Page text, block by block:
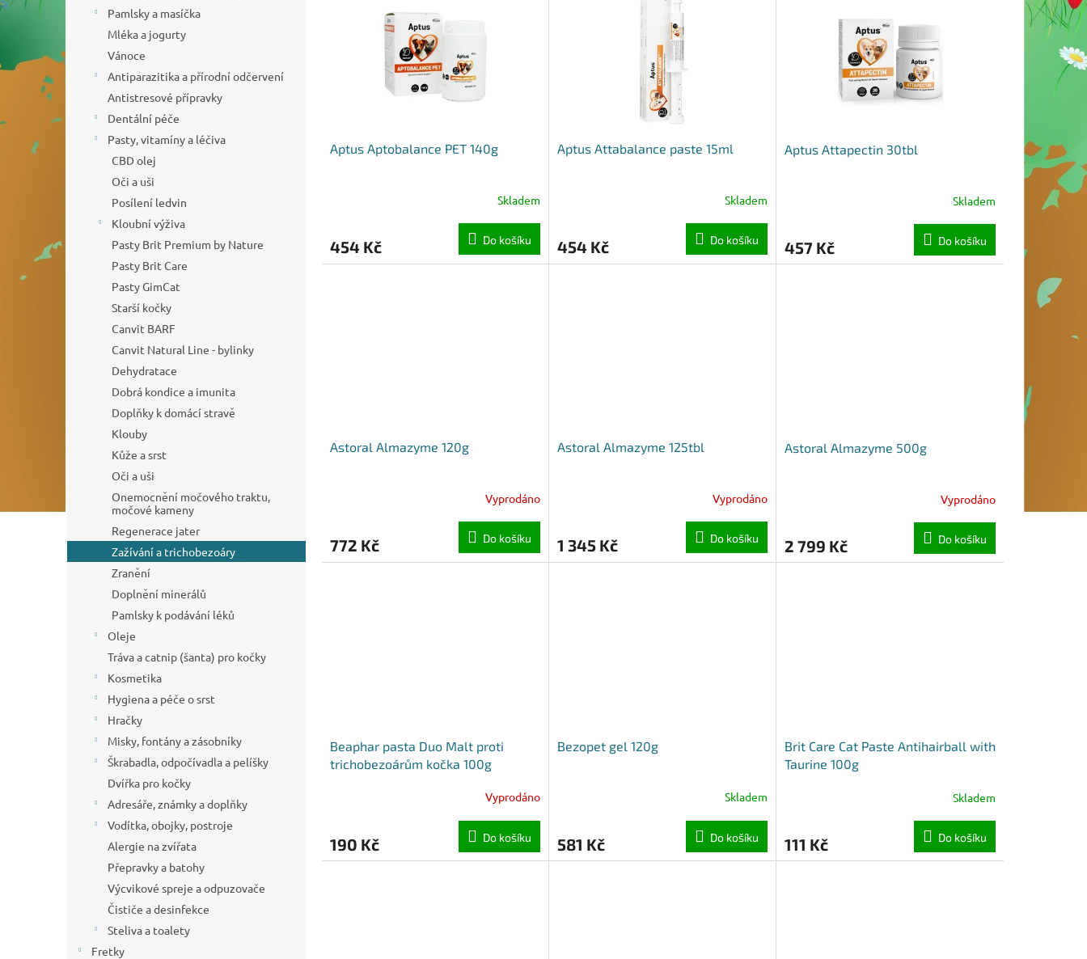
Pamlsky a masíčka
Mléka a jogurty
Vánoce
Antiparazitika a přírodní odčervení
Antistresové přípravky
Dentální péče
Pasty, vitamíny a léčiva
CBD olej
Oči a uši
Posílení ledvin
Kloubní výživa
Pasty Brit Premium by Nature
Pasty Brit Care
Pasty GimCat
Starší kočky
Canvit BARF
Canvit Natural Line - bylinky
Dehydratace
Dobrá kondice a imunita
Doplňky k domácí stravě
Klouby
Kůže a srst
Oči a uši
Onemocnění močového traktu,
močové kameny
Regenerace jater
Zažívání a trichobezoáry
Zranění
Doplnění minerálů
Pamlsky k podávání léků
Oleje
Tráva a catnip (šanta) pro kočky
Kosmetika
Hygiena a péče o srst
Hračky
Misky, fontány a zásobníky
Škrabadla, odpočívadla a pelíšky
Dvířka pro kočky
Adresáře, známky a doplňky
Vodítka, obojky, postroje
Alergie na zvířata
Přepravky a batohy
Výcvikové spreje a odpuzovače
Čističe a desinfekce
Steliva a toalety
Fretky
Aptus Aptobalance PET 140g
Skladem
454 Kč Do košíku
Aptus Attabalance paste 15ml
Skladem
454 Kč Do košíku
Aptus Attapectin 30tbl
Skladem
457 Kč Do košíku
Astoral Almazyme 120g
Vyprodáno
772 Kč Do košíku
Astoral Almazyme 125tbl
Vyprodáno
1 345 Kč Do košíku
Astoral Almazyme 500g
Vyprodáno
2 799 Kč Do košíku
Beaphar pasta Duo Malt proti
trichobezoárům kočka 100g
Vyprodáno
190 Kč Do košíku
Bezopet gel 120g
Skladem
581 Kč Do košíku
Brit Care Cat Paste Antihairball with
Taurine 100g
Skladem
111 Kč Do košíku